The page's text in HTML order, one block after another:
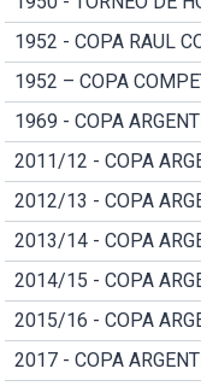
1952 - COPA RAUL
1952 – COPA
1969 - COPA
2011/12 - COPA
2012/13 - COPA
2013/14 - COPA
2014/15 - COPA
2015/16 - COPA
2017 - COPA